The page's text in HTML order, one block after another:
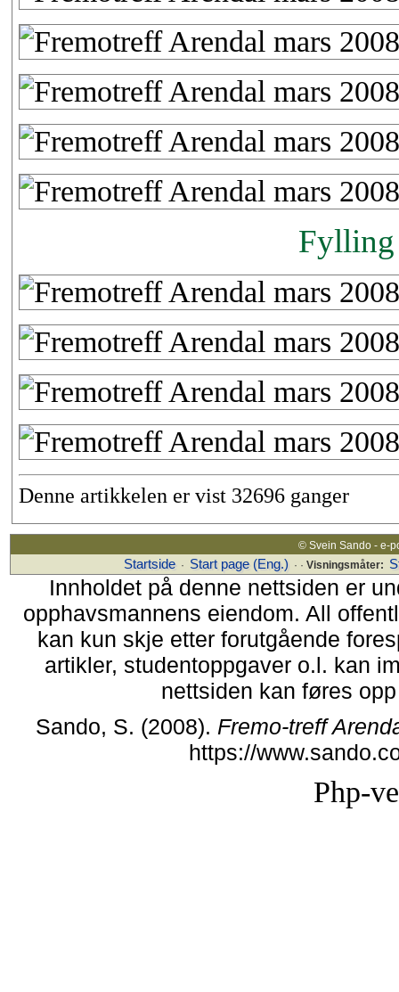
Denne artikkelen er vist 32696 ganger
© Svein Sando - e-
Startside · Start page (Eng.) · · Visningsmåter:
Innholdet på denne nettsiden er
opphavsmannens eiendom. All
kan kun skje etter forutgående
artikler, studentoppgaver o.l. kan
nettsiden kan føres
Sando, S. (2008). Fremo-treff
https://
Php-